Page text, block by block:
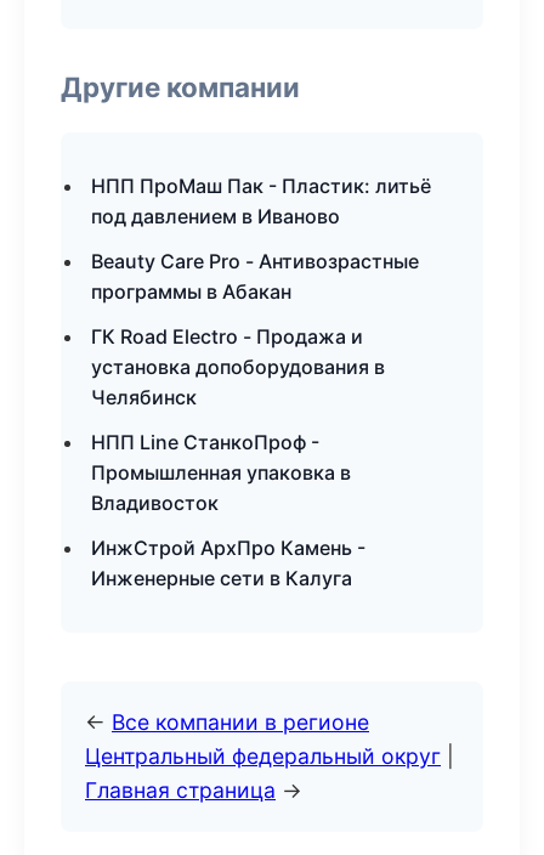
Другие компании
НПП ПроМаш Пак - Пластик: литьё
под давлением в Иваново
Beauty Care Pro - Антивозрастные
программы в Абакан
ГК Road Electro - Продажа и
установка допоборудования в
Челябинск
НПП Line СтанкоПроф -
Промышленная упаковка в
Владивосток
ИнжСтрой АрхПро Камень -
Инженерные сети в Калуга
← Все компании в регионе
Центральный федеральный округ
Главная страница →